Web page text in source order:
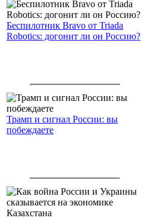
Беспилотник Bravo от Triada
Robotics: догонит ли он Россию?
Трамп и сигнал России: вы
побеждаете